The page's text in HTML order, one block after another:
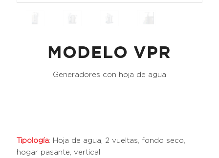
MODELO VPR
Generadores con hoja de agua
Tipología: Hoja de agua, 2 vueltas, fondo seco,
hogar pasante, vertical